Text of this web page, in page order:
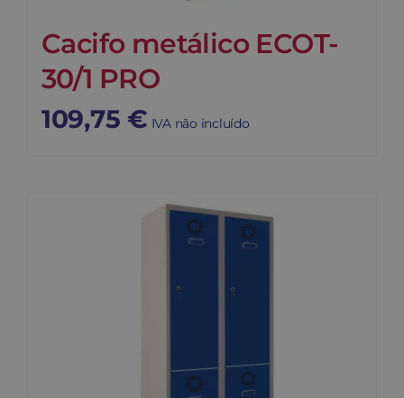
Cacifo metálico ECOT-
30/1 PRO
109,75 € IVA não incluído